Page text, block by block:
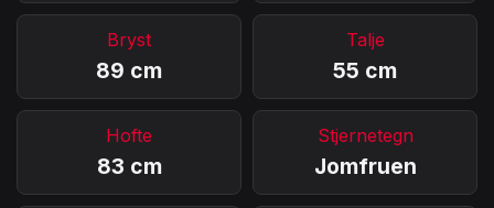
Bryst
89 cm
Talje
55 cm
Hofte
83 cm
Stjernetegn
Jomfruen